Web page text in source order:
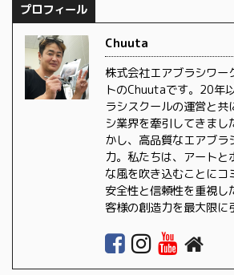
プロフィール
Chuuta
株式会社エアブラシワー
トのChuutaです。20年
ラシスクールの運営と共
シ業界を牽引してきま
かし、高品質なエアブラ
力。私たちは、アートと
な風を吹き込むことにコ
安全性と信頼性を重視し
客様の創造力を最大限に